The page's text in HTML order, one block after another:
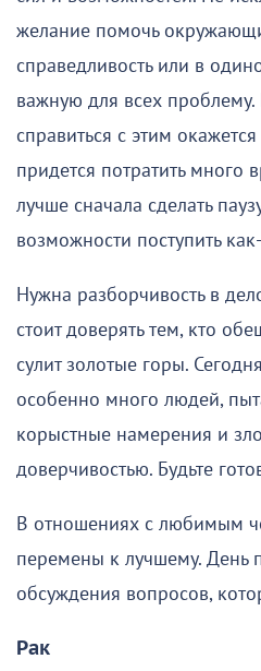
желание помочь
справедливость или в
важную для всех проблему.
справиться с этим
придется потратить много
лучше сначала сделать
возможности поступить
Нужна разборчивость в
стоит доверять тем, кто
сулит золотые горы.
особенно много людей,
корыстные намерения и
доверчивостью. Будьте
В отношениях с любимым
перемены к лучшему. День
обсуждения вопросов,
Рак